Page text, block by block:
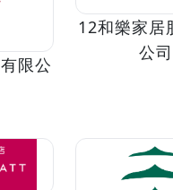
限公
12和樂家居
公司